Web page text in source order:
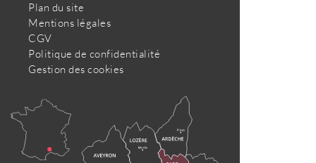
Plan du site
Mentions légales
CGV
Politique de confidentialité
Gestion des cookies